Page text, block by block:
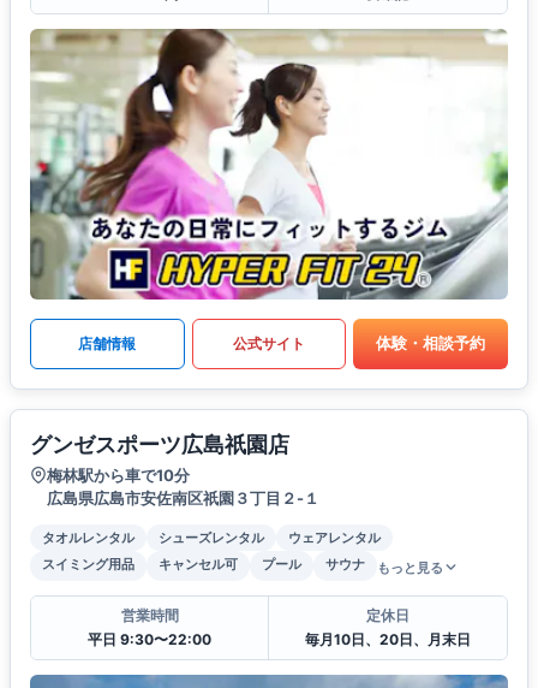
店舗情報 公式サイト 体験・相談予約
グンゼスポーツ広島祇園店
梅林駅から車で10分
広島県広島市安佐南区祇園３丁目２-１
タオルレンタル シューズレンタル
ウェアレンタル
スイミング用品
キャンセル可 プール サウナ もっと見る
営業時間
平日 9:30〜22:00
定休日
毎月10日、20日、月末日